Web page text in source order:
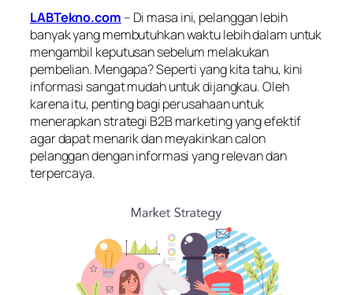
LABTekno.com – Di masa ini, pelanggan lebih
banyak yang membutuhkan waktu lebih dalam untuk
mengambil keputusan sebelum melakukan
pembelian. Mengapa? Seperti yang kita tahu, kini
informasi sangat mudah untuk dijangkau. Oleh
karena itu, penting bagi perusahaan untuk
menerapkan strategi B2B marketing yang efektif
agar dapat menarik dan meyakinkan calon
pelanggan dengan informasi yang relevan dan
terpercaya.